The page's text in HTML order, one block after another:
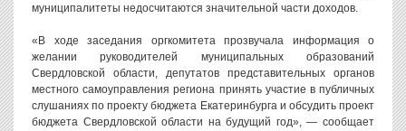
муниципалитеты недосчитаются значительной части доходов.
«В ходе заседания оргкомитета прозвучала информация о
желании руководителей муниципальных образований
Свердловской области, депутатов представительных органов
местного самоуправления региона принять участие в публичных
слушаниях по проекту бюджета Екатеринбурга и обсудить проект
бюджета Свердловской области на будущий год», — сообщает